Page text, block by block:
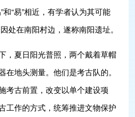
和“易”相近，有学者认为其可能
处在南阳村边，遂称南阳遗址。
夏日阳光普照，两个戴着草帽
在地头测量。他们是考古队的。
考古前置，改变以单个建设项
工作的方式，统筹推进文物保护